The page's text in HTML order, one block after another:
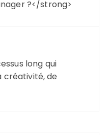
?</strong>
long qui
créativité, de